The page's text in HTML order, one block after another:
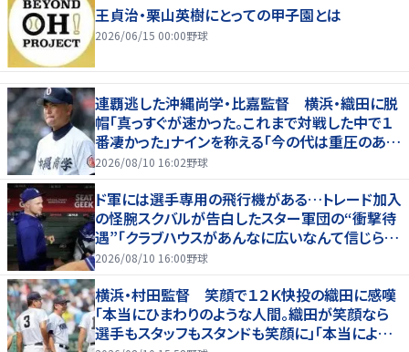
王貞治・栗山英樹にとっての甲子園とは
2026/06/15 00:00野球
連覇逃した沖縄尚学・比嘉監督 横浜・織田に脱
帽「真っすぐが速かった。これまで対戦した中で１
番凄かった」ナインを称える「今の代は重圧のある
中でよく甲子園に帰ってきた」
2026/08/10 16:02野球
ド軍には選手専用の飛行機がある…トレード加入
の怪腕スクバルが告白したスター軍団の“衝撃待
遇”「クラブハウスがあんなに広いなんて信じられ
ない」
2026/08/10 16:00野球
横浜・村田監督 笑顔で１２Ｋ快投の織田に感嘆
「本当にひまわりのような人間。織田が笑顔なら
選手もスタッフもスタンドも笑顔に」「本当によく